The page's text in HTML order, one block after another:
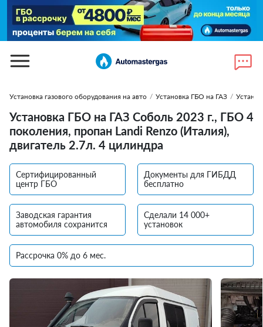
Установка газового оборудования на авто / Установка ГБО на ГАЗ /
Установка ГБО на ГАЗ Соболь 2023 г., ГБО 4
поколения, пропан Landi Renzo (Италия),
двигатель 2.7л. 4 цилиндра
Сертифицированный
центр ГБО
Документы для ГИБДД
бесплатно
Заводская гарантия
автомобиля сохранится
Сделали 14 000+
установок
Рассрочка 0% до 6 мес.